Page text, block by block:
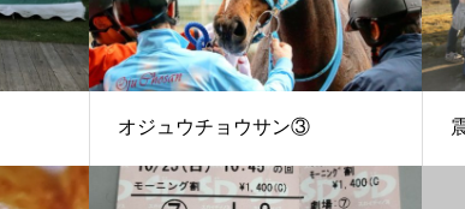
オジュウチョウサン③